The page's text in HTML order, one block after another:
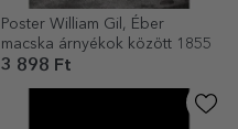
Poster William Gil, Éber
macska árnyékok között 1855
3 898 Ft